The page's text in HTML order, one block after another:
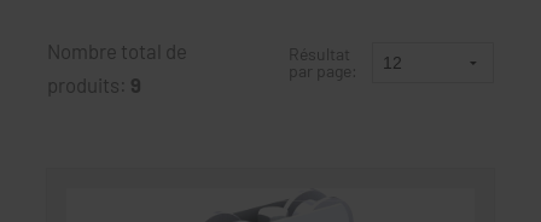
Nombre total de
produits: 9
Résultat
par page: